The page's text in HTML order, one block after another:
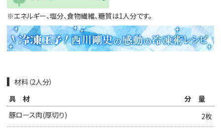
※エネルギー、塩分、食物繊維、糖質は1人分です。
材料（2人分）
具材
分量
豚ロース肉(厚切り)
2枚